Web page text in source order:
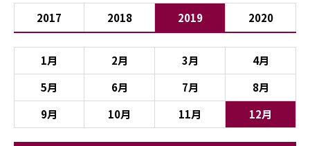
2017 2018 2019 2020
1月 2月 3月
4月
5月
6月 7月
8月
9月
10月 11月 12月